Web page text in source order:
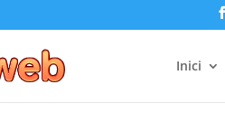
Inici